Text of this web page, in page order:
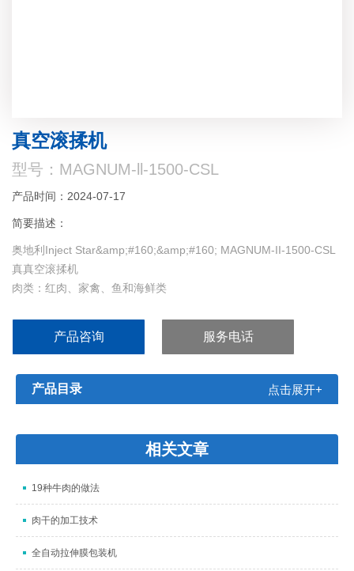
真空滚揉机
型号：MAGNUM-ll-1500-CSL
产品时间：2024-07-17
简要描述：
奥地利Inject Star&amp;#160;&amp;#160; MAGNUM-II-1500-CSL
真真空滚揉机
肉类：红肉、家禽、鱼和海鲜类
单次缓化解冻产品产量：750KG
产品咨询 服务电话
产品目录 点击展开+
相关文章
19种牛肉的做法
肉干的加工技术
全自动拉伸膜包装机